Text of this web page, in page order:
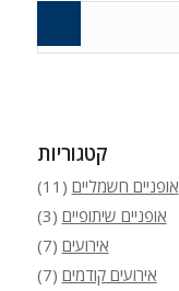
קטגוריות
אופניים חשמליים (11)
אופניים שיתופיים (3)
אירועים (7)
אירועים קודמים (7)